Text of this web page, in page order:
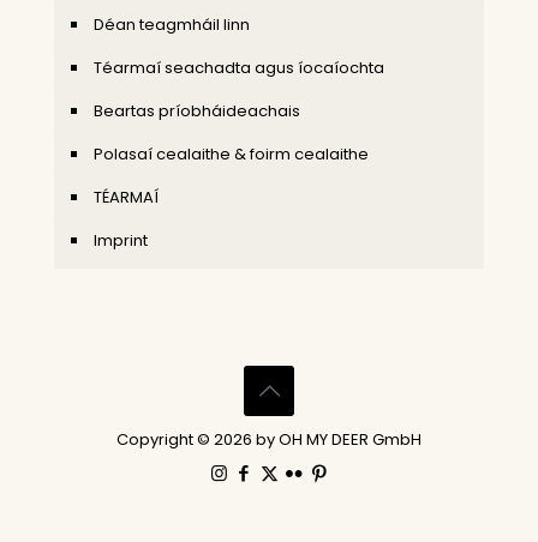
Déan teagmháil linn
Téarmaí seachadta agus íocaíochta
Beartas príobháideachais
Polasaí cealaithe & foirm cealaithe
TÉARMAÍ
Imprint
Copyright © 2026 by OH MY DEER GmbH